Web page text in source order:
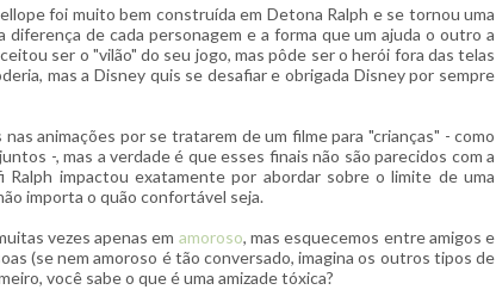
foi muito bem construída em Detona Ralph e se tornou uma
de cada personagem e a forma que um ajuda o outro a
ser o "vilão" do seu jogo, mas pôde ser o herói fora das telas
mas a Disney quis se desafiar e obrigada Disney por sempre
animações por se tratarem de um filme para "crianças" - como
-, mas a verdade é que esses finais não são parecidos com a
impactou exatamente por abordar sobre o limite de uma
importa o quão confortável seja.
vezes apenas em amoroso, mas esquecemos entre amigos e
(se nem amoroso é tão conversado, imagina os outros tipos de
você sabe o que é uma amizade tóxica?